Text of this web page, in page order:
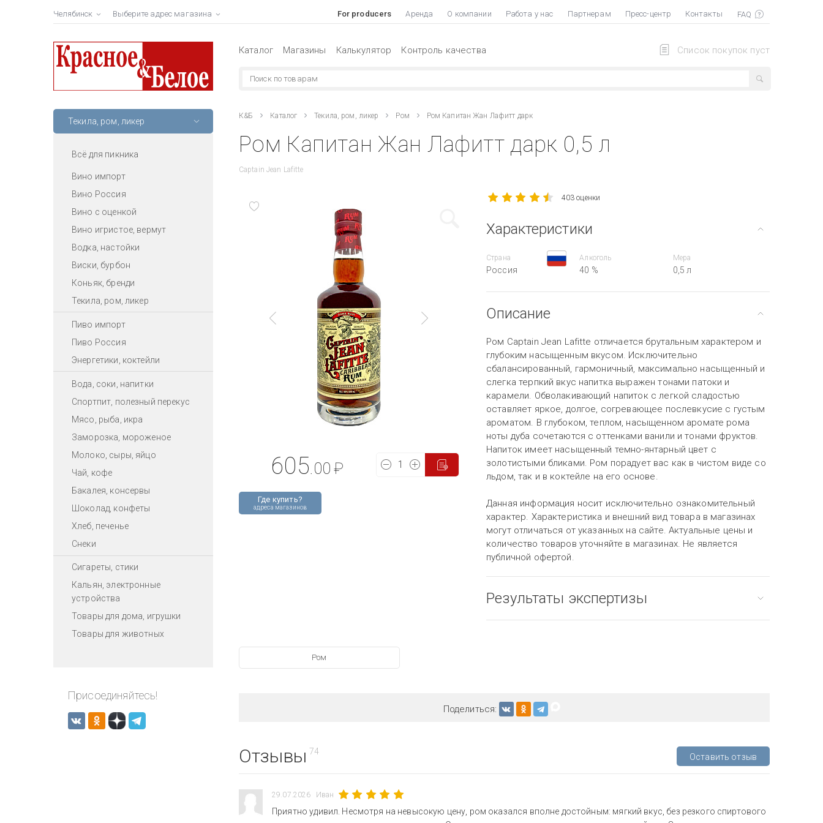
Челябинск Выберите адрес магазина For producers Аренда О компании Работа у нас Партнерам Пресс-центр Контакты
Список покупок пуст
Каталог Магазины Калькулятор Контроль качества
Текила, ром, ликер
Всё для пикника
Вино импорт
Вино Россия
Вино с оценкой
Вино игристое, вермут
Водка, настойки
Виски, бурбон
Коньяк, бренди
Текила, ром, ликер
Пиво импорт
Пиво Россия
Энергетики, коктейли
Вода, соки, напитки
Спортпит, полезный перекус
Мясо, рыба, икра
Заморозка, мороженое
Молоко, сыры, яйцо
Чай, кофе
Бакалея, консервы
Шоколад, конфеты
Хлеб, печенье
Снеки
Сигареты, стики
Кальян, электронные
устройства
Товары для дома, игрушки
Товары для животных
Присоединяйтесь!
К&Б Каталог Текила, ром, ликер Ром Ром Капитан Жан Лафитт дарк
Ром Капитан Жан Лафитт дарк 0,5 л
Captain Jean Lafitte
Где купить?
адреса магазинов
605 .00 ₽
403 оценки
Характеристики
Страна
Россия
Алкоголь
40 %
Мера
0,5 л
Описание
Ром Captain Jean Lafitte отличается брутальным характером и
глубоким насыщенным вкусом. Исключительно
сбалансированный, гармоничный, максимально насыщенный и
слегка терпкий вкус напитка выражен тонами патоки и
карамели. Обволакивающий напиток с легкой сладостью
оставляет яркое, долгое, согревающее послевкусие с густым
ароматом. В глубоком, теплом, насыщенном аромате рома
ноты дуба сочетаются с оттенками ванили и тонами фруктов.
Напиток имеет насыщенный темно-янтарный цвет с
золотистыми бликами. Ром порадует вас как в чистом виде со
льдом, так и в коктейле на его основе.
Данная информация носит исключительно ознакомительный
характер. Характеристика и внешний вид товара в магазинах
могут отличаться от указанных на сайте. Актуальные цены и
количество товаров уточняйте в магазинах. Не является
публичной офертой.
Результаты экспертизы
Ром
Поделиться:
Отзывы 74
Оставить отзыв
29.07.2026 Иван
Приятно удивил. Несмотря на невысокую цену, ром оказался вполне достойным: мягкий вкус, без резкого спиртового